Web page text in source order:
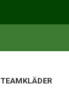
TEAMKLÄDER